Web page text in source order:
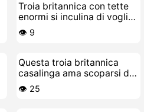
Troia britannica con tette
enormi si inculina di voglia
di cazzo
👁️ 9
Questa troia britannica
casalinga ama scoparsi da
sola in lingerie
👁️ 25